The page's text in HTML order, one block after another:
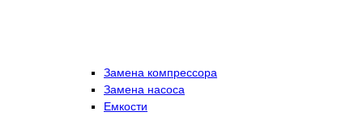
Замена компрессора
Замена насоса
Емкости